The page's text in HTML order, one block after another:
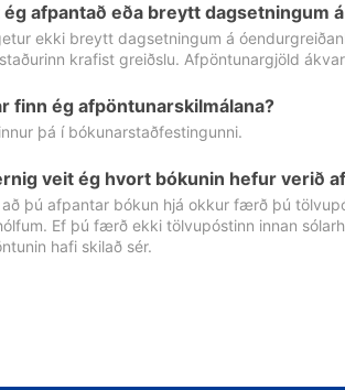
ég afpantað eða breytt dagsetningum
ekki breytt dagsetningum á
krafist greiðslu. Afpöntunargjöld
finn ég afpöntunarskilmálana?
þá í bókunarstaðfestingunni.
veit ég hvort bókunin hefur verið
að þú afpantar bókun hjá okkur færð þú
Ef þú færð ekki tölvupóstinn innan
hafi skilað sér.